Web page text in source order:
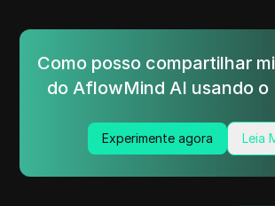
Como posso compartilhar
do AflowMind AI usando o
Experimente agora Leia